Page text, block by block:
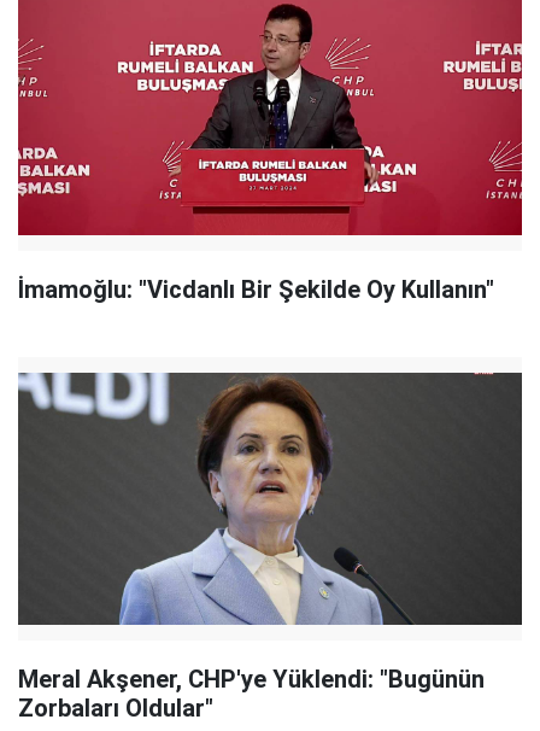
İmamoğlu: "Vicdanlı Bir Şekilde Oy Kullanın"
Meral Akşener, CHP'ye Yüklendi: "Bugünün
Zorbaları Oldular"